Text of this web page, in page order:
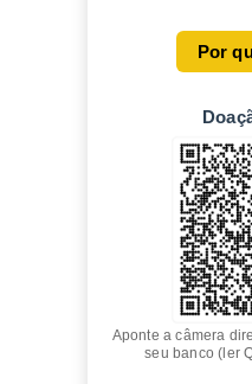
Por
Aponte a câmera
seu banco (ler